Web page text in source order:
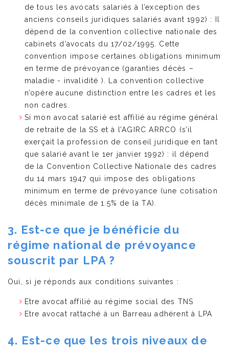
de tous les avocats salariés à l’exception des
anciens conseils juridiques salariés avant 1992) : Il
dépend de la convention collective nationale des
cabinets d’avocats du 17/02/1995. Cette
convention impose certaines obligations minimum
en terme de prévoyance (garanties décès –
maladie - invalidité ). La convention collective
n’opère aucune distinction entre les cadres et les
non cadres.
Si mon avocat salarié est affilié au régime général
de retraite de la SS et à l’AGIRC ARRCO (s’il
exerçait la profession de conseil juridique en tant
que salarié avant le 1er janvier 1992) : il dépend
de la Convention Collective Nationale des cadres
du 14 mars 1947 qui impose des obligations
minimum en terme de prévoyance (une cotisation
décès minimale de 1.5% de la TA).
3. Est-ce que je bénéficie du
régime national de prévoyance
souscrit par LPA ?
Oui, si je réponds aux conditions suivantes :
Etre avocat affilié au régime social des TNS
Etre avocat rattaché à un Barreau adhérent à LPA
4. Est-ce que les trois niveaux de